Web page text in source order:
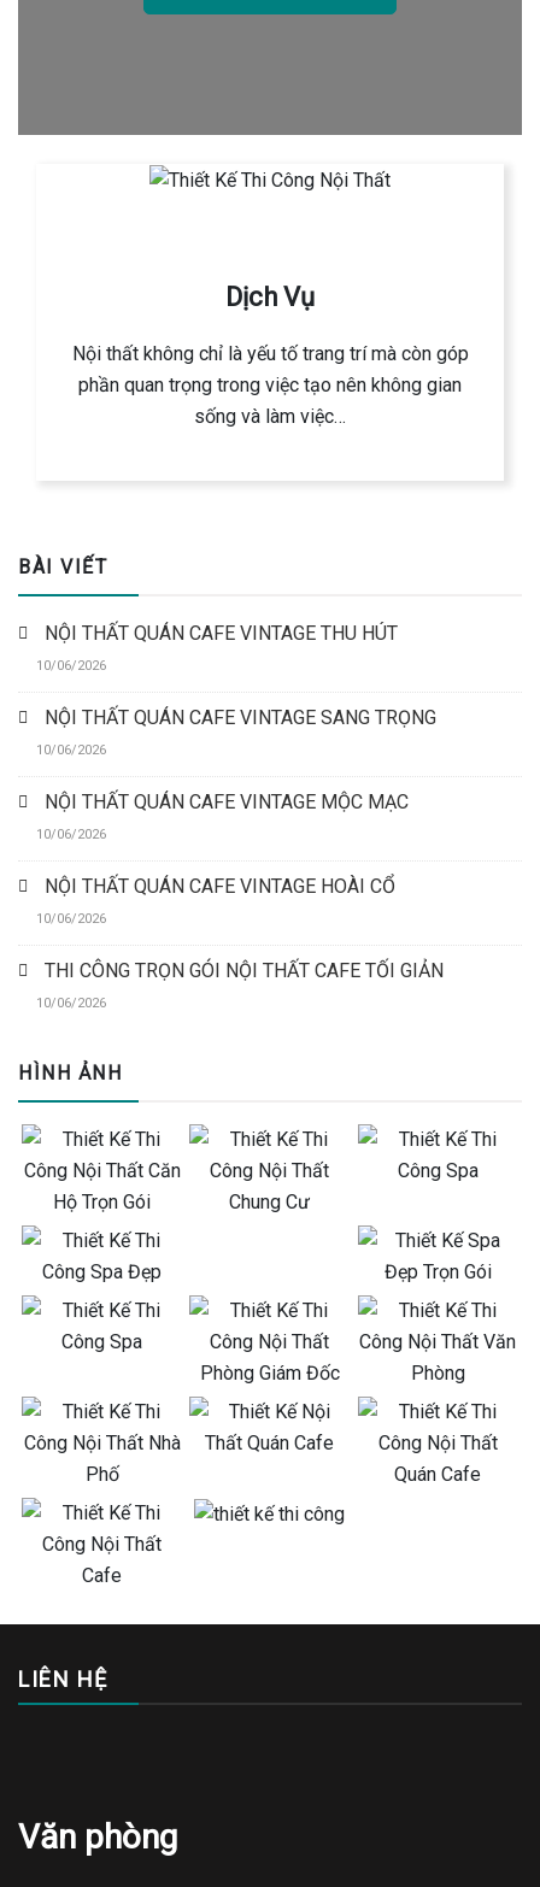
Dịch Vụ
Nội thất không chỉ là yếu tố trang trí mà còn góp
phần quan trọng trong việc tạo nên không gian
sống và làm việc…
BÀI VIẾT
NỘI THẤT QUÁN CAFE VINTAGE THU HÚT
10/06/2026
NỘI THẤT QUÁN CAFE VINTAGE SANG TRỌNG
10/06/2026
NỘI THẤT QUÁN CAFE VINTAGE MỘC MẠC
10/06/2026
NỘI THẤT QUÁN CAFE VINTAGE HOÀI CỔ
10/06/2026
THI CÔNG TRỌN GÓI NỘI THẤT CAFE TỐI GIẢN
10/06/2026
HÌNH ẢNH
LIÊN HỆ
Văn phòng